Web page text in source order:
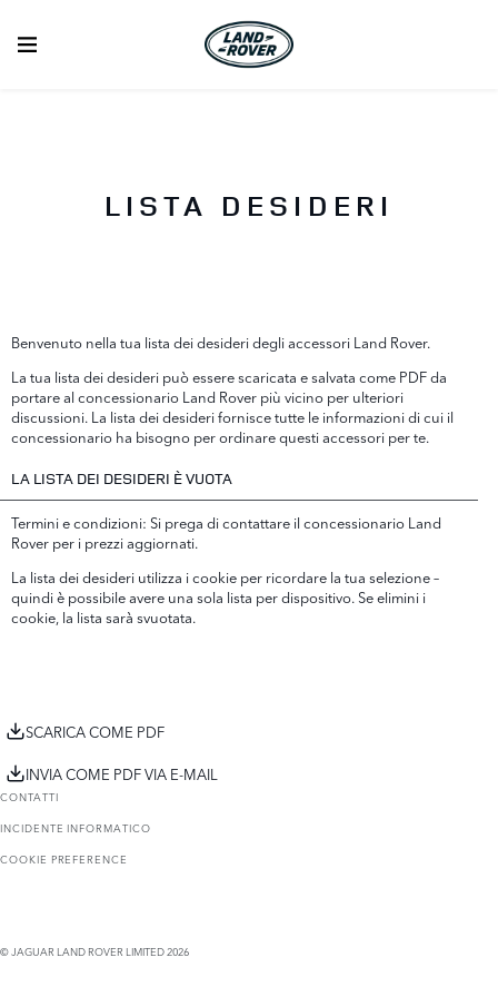
LISTA DESIDERI
Benvenuto nella tua lista dei desideri degli accessori Land Rover.
La tua lista dei desideri può essere scaricata e salvata come PDF da
portare al concessionario Land Rover più vicino per ulteriori
discussioni. La lista dei desideri fornisce tutte le informazioni di cui il
concessionario ha bisogno per ordinare questi accessori per te.
LA LISTA DEI DESIDERI È VUOTA
Termini e condizioni: Si prega di contattare il concessionario Land
Rover per i prezzi aggiornati.
La lista dei desideri utilizza i cookie per ricordare la tua selezione –
quindi è possibile avere una sola lista per dispositivo. Se elimini i
cookie, la lista sarà svuotata.
SCARICA COME PDF
INVIA COME PDF VIA E-MAIL
CONTATTI
INCIDENTE INFORMATICO
COOKIE PREFERENCE
© JAGUAR LAND ROVER LIMITED 2026